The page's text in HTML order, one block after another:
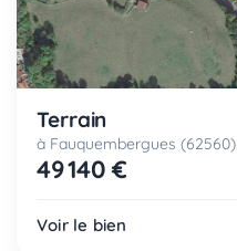
Terrain
à Fauquembergues (62560)
49 140 €
Voir le bien